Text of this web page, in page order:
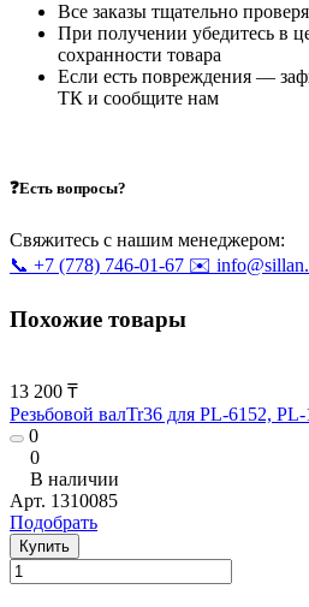
Все заказы тщательно
При получении убедитесь в
сохранности товара
Если есть повреждения —
ТК и сообщите нам
❓Есть вопросы?
Свяжитесь с нашим менеджером:
📞 +7 (778) 746-01-67 ✉️
Похожие товары
13 200 ₸
Резьбовой валTr36 для PL-6152, PL-
0
0
В наличии
Арт. 1310085
Подобрать
Купить